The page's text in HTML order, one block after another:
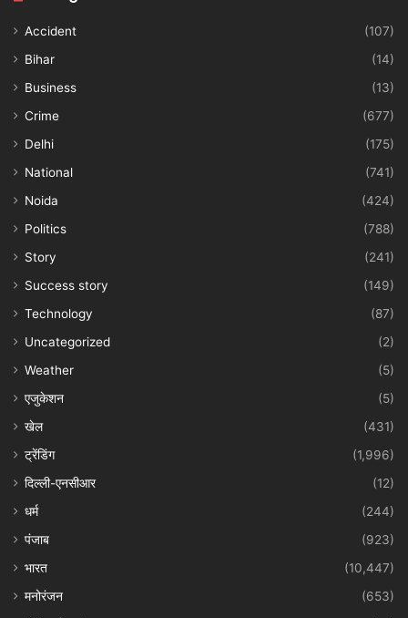
Accident
(107)
Bihar
(14)
Business
(13)
Crime
(677)
Delhi
(175)
National
(741)
Noida
(424)
Politics
(788)
Story
(241)
Success story
(149)
Technology
(87)
Uncategorized
(2)
Weather
(5)
एजुकेशन
(5)
खेल
(431)
ट्रेंडिंग
(1,996)
दिल्ली-एनसीआर
(12)
धर्म
(244)
पंजाब
(923)
भारत
(10,447)
मनोरंजन
(653)